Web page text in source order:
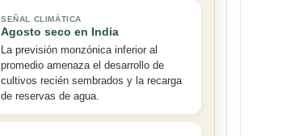
SEÑAL CLIMÁTICA
Agosto seco en India
La previsión monzónica inferior al
promedio amenaza el desarrollo de
cultivos recién sembrados y la recarga
de reservas de agua.